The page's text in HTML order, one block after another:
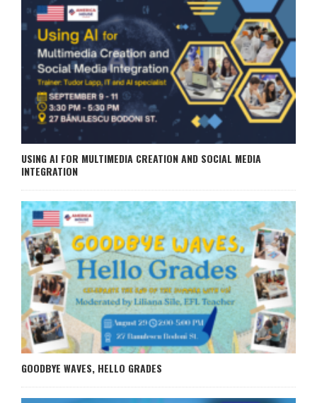
USING AI FOR MULTIMEDIA CREATION AND SOCIAL MEDIA
INTEGRATION
GOODBYE WAVES, HELLO GRADES